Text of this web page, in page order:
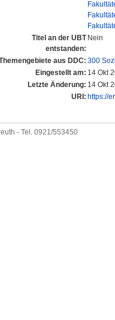
Titel an der UBT
entstanden:
Nein
aus DDC: 300
Eingestellt am: 14 Okt
Letzte Änderung: 14 Okt
URI: https://
- Tel. 0921/553450